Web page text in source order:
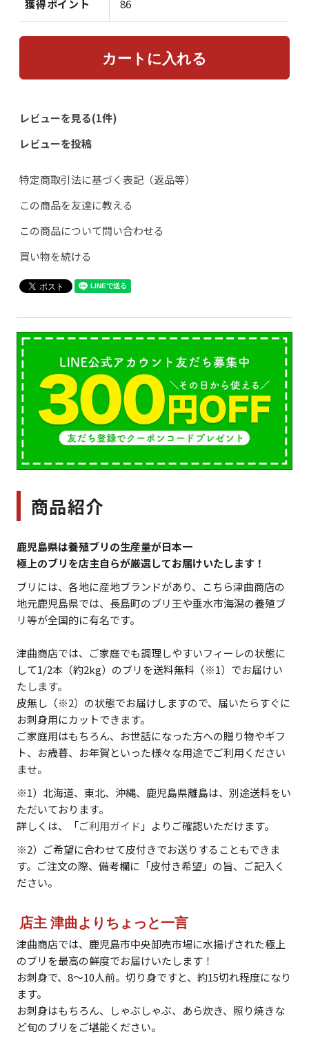
獲得ポイント 86
レビューを見る(1件)
レビューを投稿
特定商取引法に基づく表記（返品等）
この商品を友達に教える
この商品について問い合わせる
買い物を続ける
商品紹介
鹿児島県は養殖ブリの生産量が日本一
極上のブリを店主自らが厳選してお届けいたします！
ブリには、各地に産地ブランドがあり、こちら津曲商店の
地元鹿児島県では、長島町のブリ王や垂水市海潟の養殖ブ
リ等が全国的に有名です。
津曲商店では、ご家庭でも調理しやすいフィーレの状態に
して1/2本（約2kg）のブリを送料無料（※1）でお届けい
たします。
皮無し（※2）の状態でお届けしますので、届いたらすぐに
お刺身用にカットできます。
ご家庭用はもちろん、お世話になった方への贈り物やギフ
ト、お歳暮、お年賀といった様々な用途でご利用ください
ませ。
※1）北海道、東北、沖縄、鹿児島県離島は、別途送料をい
ただいております。
詳しくは、「ご利用ガイド 」よりご確認いただけます。
※2）ご希望に合わせて皮付きでお送りすることもできま
す。ご注文の際、備考欄に「皮付き希望」の旨、ご記入く
ださい。
店主 津曲よりちょっと一言
津曲商店では、鹿児島市中央卸売市場に水揚げされた極上
のブリを最高の鮮度でお届けいたします！
お刺身で、8～10人前。切り身ですと、約15切れ程度になり
ます。
お刺身はもちろん、しゃぶしゃぶ、あら炊き、照り焼きな
ど旬のブリをご堪能ください。